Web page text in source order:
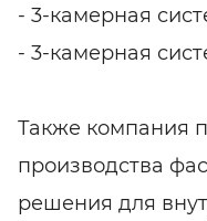
- 3-камерная
- 3-камерная
Также компания
производства
решения для